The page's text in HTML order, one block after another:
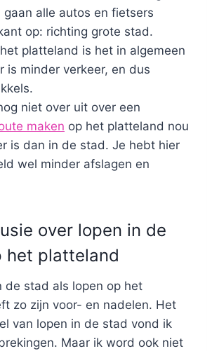
gaan alle autos en fietsers
op: richting grote stad.
platteland is het in algemeen
is minder verkeer, en dus
niet over uit over een
maken op het platteland nou
is dan in de stad. Je hebt hier
wel minder afslagen en
over lopen in de
het platteland
de stad als lopen op het
zo zijn voor- en nadelen. Het
van lopen in de stad vond ik
Maar ik word ook niet